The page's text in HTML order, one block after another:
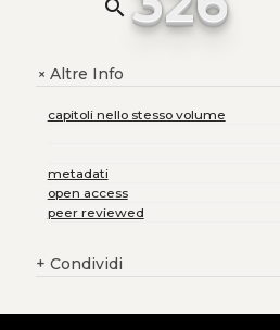
search
+Altre Info
capitoli nello stesso volume
metadati
open access
peer reviewed
+ Condividi